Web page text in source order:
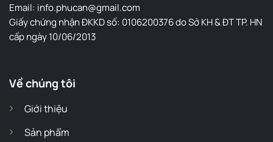
Email: info.phucan@gmail.com
Giấy chứng nhận ĐKKD số: 0106200376 do Sở KH & ĐT TP. HN
cấp ngày 10/06/2013
Về chúng tôi
Giới thiệu
Sản phẩm